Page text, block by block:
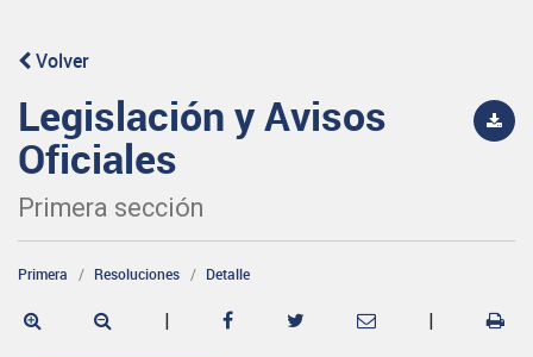
Volver
Legislación y Avisos
Oficiales
Primera sección
Primera Resoluciones Detalle
| |